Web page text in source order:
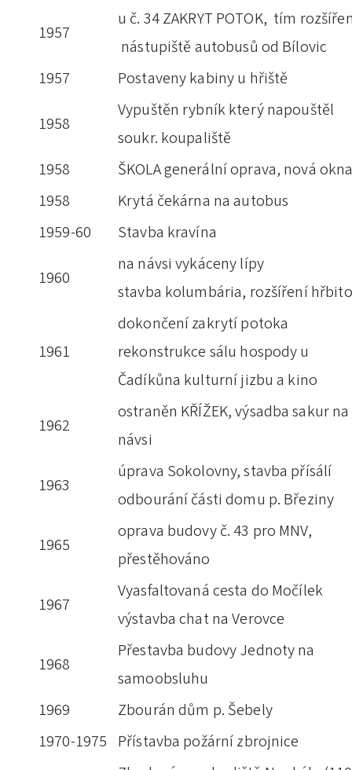
1957
u č. 34 ZAKRYT POTOK, tím
nástupiště autobusů od Bílovic
1957
Postaveny kabiny u hřiště
1958
Vypuštěn rybník který napouštěl
soukr. koupaliště
1958
ŠKOLA generální oprava, nová
1958
Krytá čekárna na autobus
1959-60
Stavba kravína
1960
na návsi vykáceny lípy
stavba kolumbária, rozšíření
1961
dokončení zakrytí potoka
rekonstrukce sálu hospody u
Čadíkůna kulturní jizbu a kino
1962
ostraněn KŘÍŽEK, výsadba sakur na
návsi
1963
úprava Sokolovny, stavba přísálí
odbourání části domu p. Březiny
1965
oprava budovy č. 43 pro MNV,
přestěhováno
1967
Vyasfaltovaná cesta do Močílek
výstavba chat na Verovce
1968
Přestavba budovy Jednoty na
samoobsluhu
1969
Zbourán dům p. Šebely
1970-1975 Přístavba požární zbrojnice